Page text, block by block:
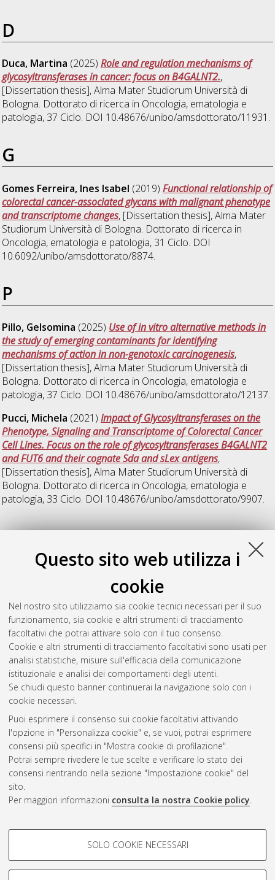
Questo sito web utilizza i
cookie
Nel nostro sito utilizziamo sia cookie tecnici necessari per il suo
funzionamento, sia cookie e altri strumenti di tracciamento
facoltativi che potrai attivare solo con il tuo consenso.
Cookie e altri strumenti di tracciamento facoltativi sono usati per
analisi statistiche, misure sull'efficacia della comunicazione
istituzionale e analisi dei comportamenti degli utenti.
Se chiudi questo banner continuerai la navigazione solo con i
cookie necessari.
Puoi esprimere il consenso sui cookie facoltativi attivando
l'opzione in "Personalizza cookie" e, se vuoi, potrai esprimere
consensi più specifici in "Mostra cookie di profilazione".
Potrai sempre rivedere le tue scelte e verificare lo stato dei
consensi rientrando nella sezione "Impostazione cookie" del
sito.
Per maggiori informazioni consulta la nostra Cookie policy.
COOKIE DI PROFILAZIONE -
Si tratta di cookie utilizzati per analizzare le caratteristiche della
SOLO COOKIE NECESSARI
D
Duca, Martina (2025)Role and regulation mechanisms of
glycosyltransferases in cancer: focus on B4GALNT2.,
[Dissertation thesis], Alma Mater Studiorum Università di
Bologna. Dottorato di ricerca in Oncologia, ematologia e
patologia, 37 Ciclo. DOI 10.48676/unibo/amsdottorato/11931.
G
Gomes Ferreira, Ines Isabel (2019)Functional relationship of
colorectal cancer-associated glycans with malignant phenotype
and transcriptome changes, [Dissertation thesis], Alma Mater
Studiorum Università di Bologna. Dottorato di ricerca in
Oncologia, ematologia e patologia, 31 Ciclo. DOI
10.6092/unibo/amsdottorato/8874.
P
Pillo, Gelsomina (2025) Use of in vitro alternative methods in
the study of emerging contaminants for identifying
mechanisms of action in non-genotoxic carcinogenesis,
[Dissertation thesis], Alma Mater Studiorum Università di
Bologna. Dottorato di ricerca in Oncologia, ematologia e
patologia, 37 Ciclo. DOI 10.48676/unibo/amsdottorato/12137.
Pucci, Michela (2021)Impact of Glycosyltransferases on the
Phenotype, Signaling and Transcriptome of Colorectal Cancer
Cell Lines. Focus on the role of glycosyltransferases B4GALNT2
and FUT6 and their cognate Sda and sLex antigens,
[Dissertation thesis], Alma Mater Studiorum Università di
Bologna. Dottorato di ricerca in Oncologia, ematologia e
patologia, 33 Ciclo. DOI 10.48676/unibo/amsdottorato/9907.
V
Venturi, Giulia(2018)The impact of ST6Gal-I in the
progression of colorectal cancer, [Dissertation thesis], Alma
Mater Studiorum Università di Bologna. Dottorato di ricerca in
Oncologia, ematologia e patologia, 30 Ciclo. DOI
10.6092/unibo/amsdottorato/8663.
Questa lista e' stata generata il Thu Aug 6 20:44:02 2026
Atom
Rss 1.0
Rss 2.0
ISSN: 2038-7946
Impostazioni Cookie
Informativa sulla privacy
Condizioni d’uso del sito